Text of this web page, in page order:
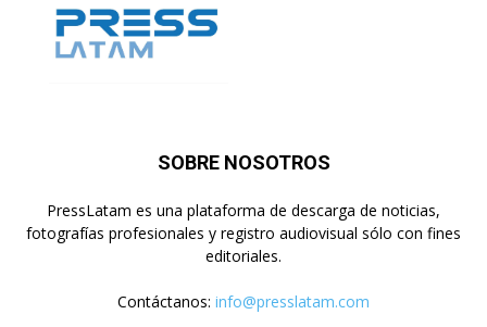
SOBRE NOSOTROS
PressLatam es una plataforma de descarga de noticias,
fotografías profesionales y registro audiovisual sólo con fines
editoriales.
Contáctanos: info@presslatam.com